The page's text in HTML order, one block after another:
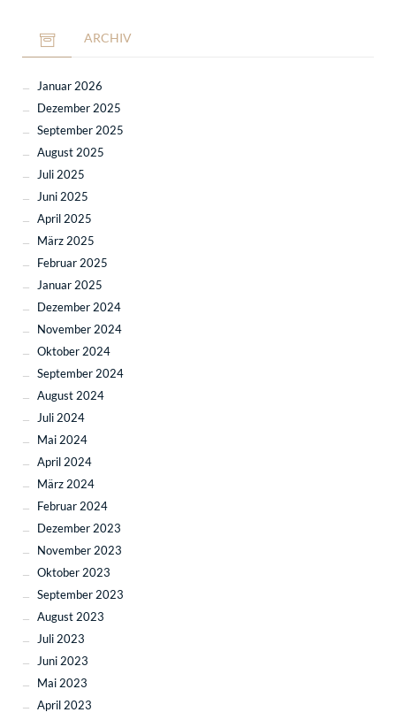
ARCHIV
Januar 2026
Dezember 2025
September 2025
August 2025
Juli 2025
Juni 2025
April 2025
März 2025
Februar 2025
Januar 2025
Dezember 2024
November 2024
Oktober 2024
September 2024
August 2024
Juli 2024
Mai 2024
April 2024
März 2024
Februar 2024
Dezember 2023
November 2023
Oktober 2023
September 2023
August 2023
Juli 2023
Juni 2023
Mai 2023
April 2023